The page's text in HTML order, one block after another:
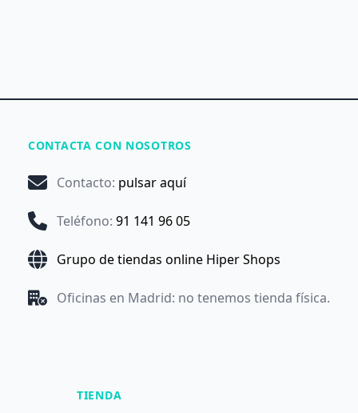
CONTACTA CON NOSOTROS
Contacto: pulsar aquí
Teléfono: 91 141 96 05
Grupo de tiendas online Hiper Shops
Oficinas en Madrid: no tenemos tienda física.
TIENDA